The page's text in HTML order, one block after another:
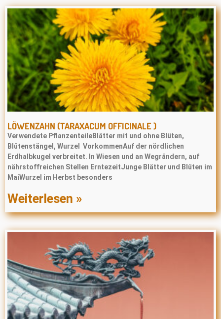
LÖWENZAHN (TARAXACUM OFFICINALE )
Verwendete PflanzenteileBlätter mit und ohne Blüten,
Blütenstängel, Wurzel VorkommenAuf der nördlichen
Erdhalbkugel verbreitet. In Wiesen und an Wegrändern, auf
nährstoffreichen Stellen ErntezeitJunge Blätter und Blüten im
MaiWurzel im Herbst besonders
Weiterlesen »